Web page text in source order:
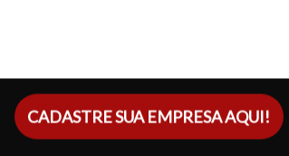
CADASTRE SUA EMPRESA AQUI!